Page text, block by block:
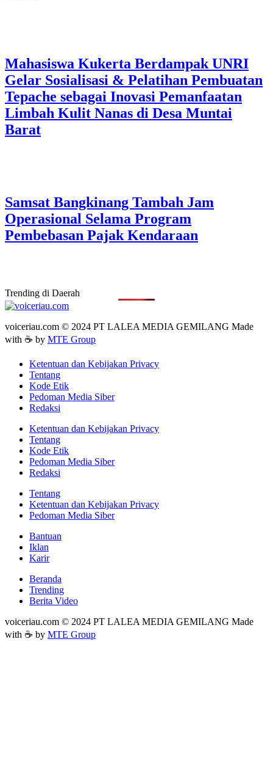
Mahasiswa Kukerta Berdampak UNRI
Gelar Sosialisasi & Pelatihan Pembuatan
Tepache sebagai Inovasi Pemanfaatan
Limbah Kulit Nanas di Desa Muntai
Barat
Samsat Bangkinang Tambah Jam
Operasional Selama Program
Pembebasan Pajak Kendaraan
Trending di Daerah
voiceriau.com © 2024 PT LALEA MEDIA GEMILANG Made
with ☕ by MTE Group
Ketentuan dan Kebijakan Privacy
Tentang
Kode Etik
Pedoman Media Siber
Redaksi
Ketentuan dan Kebijakan Privacy
Tentang
Kode Etik
Pedoman Media Siber
Redaksi
Tentang
Ketentuan dan Kebijakan Privacy
Pedoman Media Siber
Bantuan
Iklan
Karir
Beranda
Trending
Berita Video
voiceriau.com © 2024 PT LALEA MEDIA GEMILANG Made
with ☕ by MTE Group